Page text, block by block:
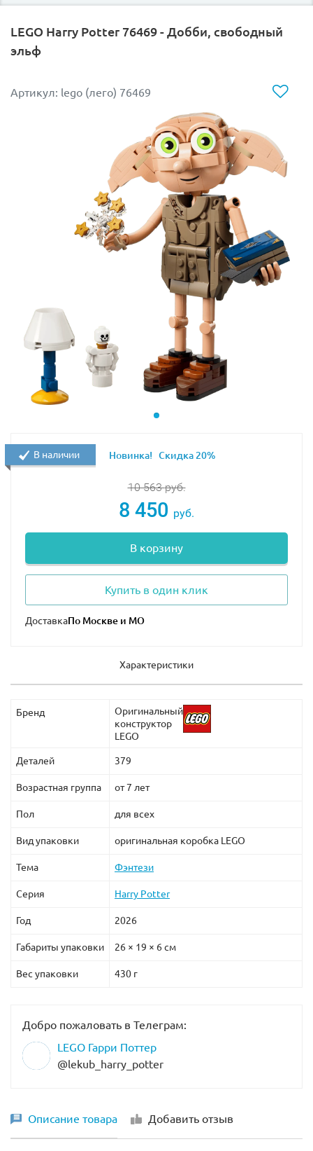
LEGO Harry Potter 76469 - Добби, свободный
эльф
Артикул: lego (лего) 76469
10 563руб.
8 450 руб.
В корзину
Купить в один клик
Доставка
В наличии Новинка! Скидка 20%
Характеристики
Бренд
Оригинальный
конструктор
LEGO
Деталей 379
Возрастная группа от 7 лет
Пол для всех
Вид упаковки оригинальная коробка LEGO
Тема Фэнтези
Серия Harry Potter
Год 2026
Габариты упаковки 26 × 19 × 6 см
Вес упаковки 430 г
Добро пожаловать в Телеграм:
LEGO Гарри Поттер
@lekub_harry_potter
Описание товара Добавить отзыв